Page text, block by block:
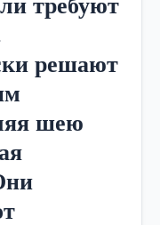
требуют
решают
шею